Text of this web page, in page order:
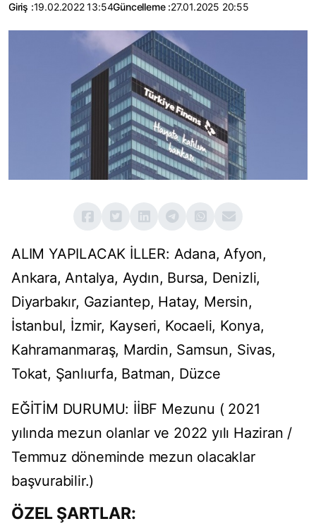
Giriş :19.02.2022 13:54Güncelleme :27.01.2025 20:55
ALIM YAPILACAK İLLER: Adana, Afyon,
Ankara, Antalya, Aydın, Bursa, Denizli,
Diyarbakır, Gaziantep, Hatay, Mersin,
İstanbul, İzmir, Kayseri, Kocaeli, Konya,
Kahramanmaraş, Mardin, Samsun, Sivas,
Tokat, Şanlıurfa, Batman, Düzce
EĞİTİM DURUMU: İİBF Mezunu ( 2021
yılında mezun olanlar ve 2022 yılı Haziran /
Temmuz döneminde mezun olacaklar
başvurabilir.)
ÖZEL ŞARTLAR: